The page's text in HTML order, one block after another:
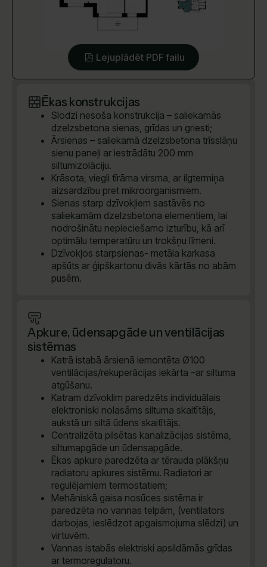
Lejuplādēt PDF failu
Ēkas konstrukcijas
Slodzi nesoša konstrukcija – saliekamās
dzelzsbetona sienas, grīdas un griesti;
Ārsienas – saliekamā dzelzsbetona trīsslāņu
sienu paneļi ar iestrādātu 200 mm
siltumizolāciju.
Krāsota, viegli tīrāma virsma, ar ilgtermiņa
aizsardzību pret mikroorganismiem.
Sienas starp dzīvokļiem sastāvēs no
saliekamām dzelzsbetona elementiem, lai
nodrošinātu nepieciešamo izturību, kā arī
optimālu temperatūru un trokšņu līmeni.
Dzīvokļos starpsienas- metāla karkasa
apšūts ar ģipškartonu divās kārtās no abām
pusēm.
Apkure, ūdensapgāde un ventilācijas
sistēmas
Katrā istabā ārsienā iemontēta Ø100
ventilācijas/rekuperācijas iekārta –ar siltuma
atgūšanu.
Katram dzīvoklim paredzēts individuālais
elektroniski nolasāms siltuma skaitītājs,
aukstā un siltā ūdens skaitītājs.
Centralizēta pilsētas kanalizācijas sistēma,
siltumapgāde un ūdensapgāde.
Ēkas apkure paredzēta ar tērauda plākšņu
radiatoru apkures sistēmu. Radiatori ar
regulējamiem termostatiem;
Mehāniskā gaisa nosūces sistēma ir
paredzēta no vannas telpām, (ventilators
darbojas, ieslēdzot apgaismojuma slēdzi) un
virtuvēm.
Vannas istabās elektriski apsildāmās grīdas
ar termoregulatoru.